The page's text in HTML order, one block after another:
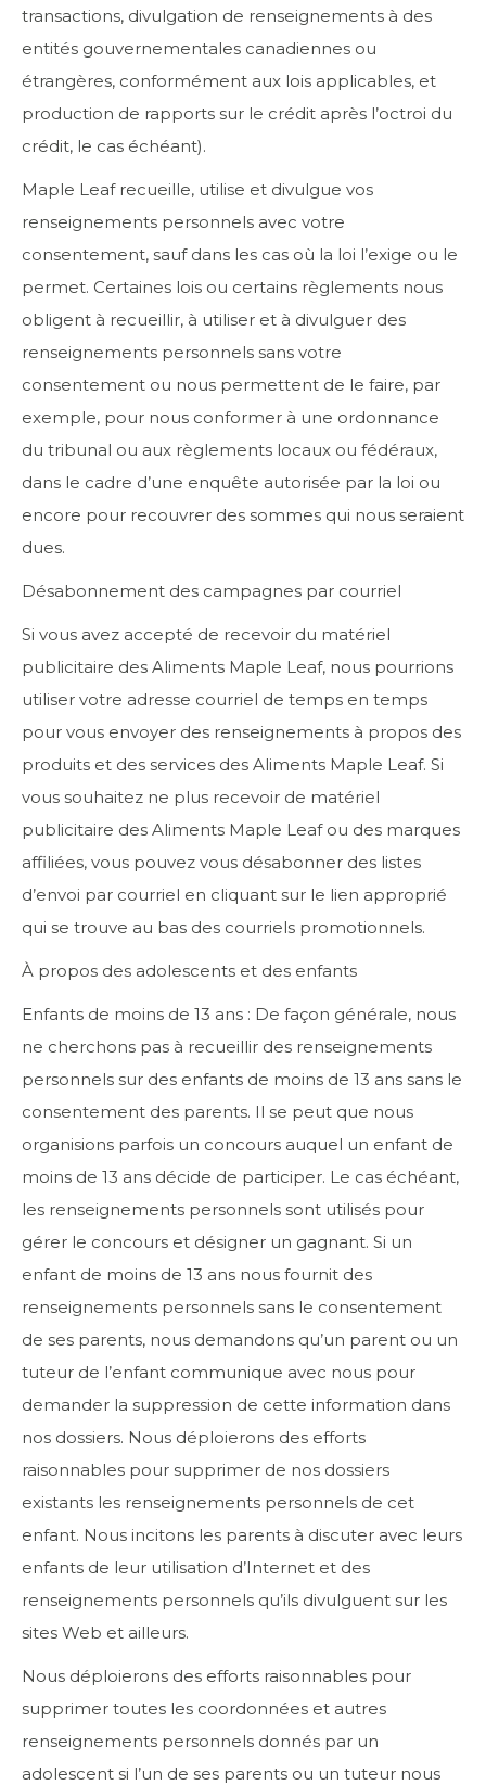
transactions, divulgation de renseignements à des
entités gouvernementales canadiennes ou
étrangères, conformément aux lois applicables, et
production de rapports sur le crédit après l’octroi du
crédit, le cas échéant).
Maple Leaf recueille, utilise et divulgue vos
renseignements personnels avec votre
consentement, sauf dans les cas où la loi l’exige ou le
permet. Certaines lois ou certains règlements nous
obligent à recueillir, à utiliser et à divulguer des
renseignements personnels sans votre
consentement ou nous permettent de le faire, par
exemple, pour nous conformer à une ordonnance
du tribunal ou aux règlements locaux ou fédéraux,
dans le cadre d’une enquête autorisée par la loi ou
encore pour recouvrer des sommes qui nous seraient
dues.
Désabonnement des campagnes par courriel
Si vous avez accepté de recevoir du matériel
publicitaire des Aliments Maple Leaf, nous pourrions
utiliser votre adresse courriel de temps en temps
pour vous envoyer des renseignements à propos des
produits et des services des Aliments Maple Leaf. Si
vous souhaitez ne plus recevoir de matériel
publicitaire des Aliments Maple Leaf ou des marques
affiliées, vous pouvez vous désabonner des listes
d’envoi par courriel en cliquant sur le lien approprié
qui se trouve au bas des courriels promotionnels.
À propos des adolescents et des enfants
Enfants de moins de 13 ans : De façon générale, nous
ne cherchons pas à recueillir des renseignements
personnels sur des enfants de moins de 13 ans sans le
consentement des parents. Il se peut que nous
organisions parfois un concours auquel un enfant de
moins de 13 ans décide de participer. Le cas échéant,
les renseignements personnels sont utilisés pour
gérer le concours et désigner un gagnant. Si un
enfant de moins de 13 ans nous fournit des
renseignements personnels sans le consentement
de ses parents, nous demandons qu’un parent ou un
tuteur de l’enfant communique avec nous pour
demander la suppression de cette information dans
nos dossiers. Nous déploierons des efforts
raisonnables pour supprimer de nos dossiers
existants les renseignements personnels de cet
enfant. Nous incitons les parents à discuter avec leurs
enfants de leur utilisation d’Internet et des
renseignements personnels qu’ils divulguent sur les
sites Web et ailleurs.
Nous déploierons des efforts raisonnables pour
supprimer toutes les coordonnées et autres
renseignements personnels donnés par un
adolescent si l’un de ses parents ou un tuteur nous